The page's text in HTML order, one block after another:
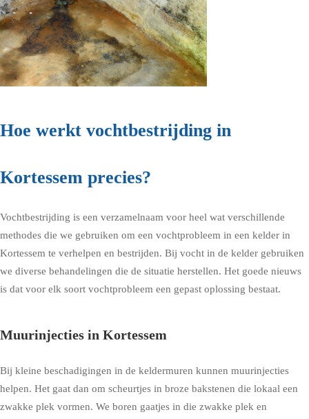
Hoe werkt vochtbestrijding in
Kortessem precies?
Vochtbestrijding is een verzamelnaam voor heel wat verschillende
methodes die we gebruiken om een vochtprobleem in een kelder in
Kortessem te verhelpen en bestrijden. Bij vocht in de kelder gebruiken
we diverse behandelingen die de situatie herstellen. Het goede nieuws
is dat voor elk soort vochtprobleem een gepast oplossing bestaat.
Muurinjecties in Kortessem
Bij kleine beschadigingen in de keldermuren kunnen muurinjecties
helpen. Het gaat dan om scheurtjes in broze bakstenen die lokaal een
zwakke plek vormen. We boren gaatjes in die zwakke plek en